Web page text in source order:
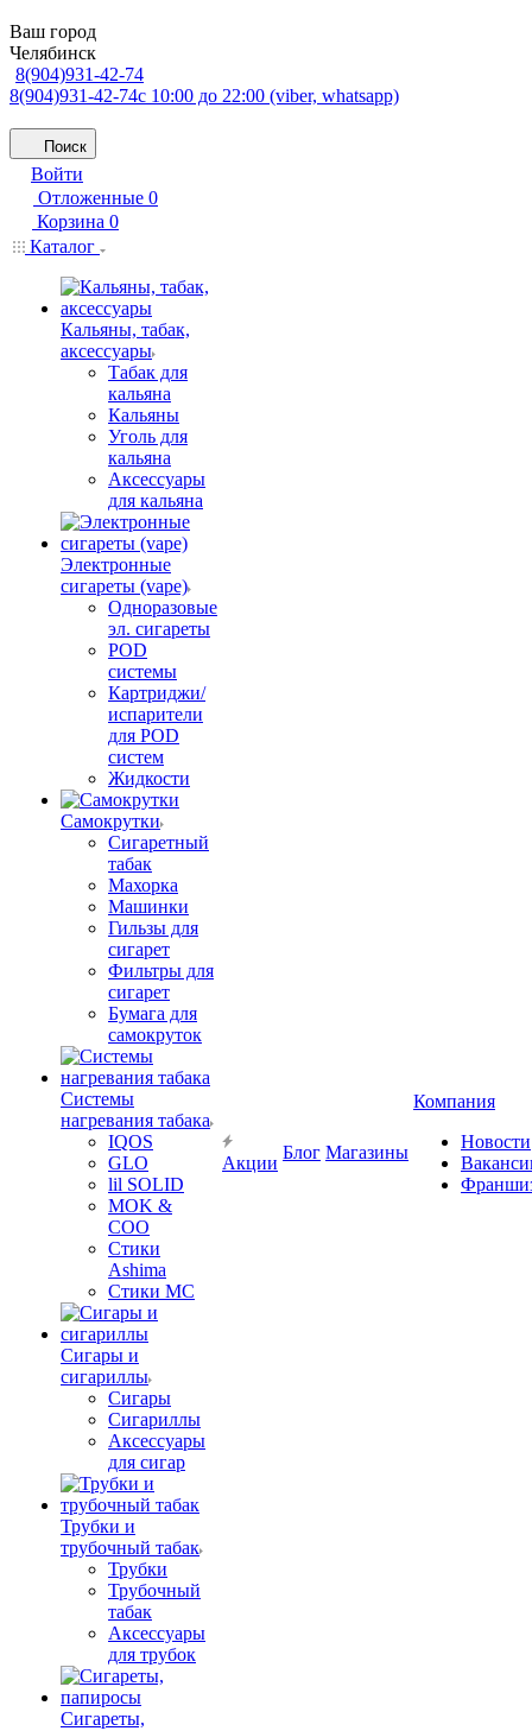
Ваш город
Челябинск
8(904)931-42-74
8(904)931-42-74с 10:00 до 22:00 (viber, whatsapp)
Поиск
Войти
Отложенные 0
Корзина 0
Каталог
Кальяны, табак,
аксессуары
Табак для
кальяна
Кальяны
Уголь для
кальяна
Аксессуары
для кальяна
Электронные
сигареты (vape)
Одноразовые
эл. сигареты
POD
системы
Картриджи/
испарители
для POD
систем
Жидкости
Самокрутки
Сигаретный
табак
Махорка
Машинки
Гильзы для
сигарет
Фильтры для
сигарет
Бумага для
самокруток
Системы
нагревания табака
IQOS
GLO
lil SOLID
MOK &
COO
Стики
Ashima
Стики MC
Сигары и
сигариллы
Сигары
Сигариллы
Аксессуары
для сигар
Трубки и
трубочный табак
Трубки
Трубочный
табак
Аксессуары
для трубок
Сигареты,
Акции
Блог Магазины
Компания
Новости